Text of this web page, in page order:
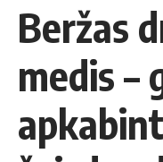
Beržas
medis –